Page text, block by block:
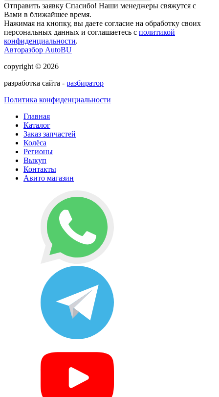
Отправить заявку Спасибо! Наши менеджеры свяжутся с
Вами в ближайшее время.
Нажимая на кнопку, вы даете согласие на обработку своих
персональных данных и соглашаетесь с политикой
конфиденциальности.
Авторазбор AutoBU
copyright © 2026
разработка сайта - разбиратор
Политика конфиденциальности
Главная
Каталог
Заказ запчастей
Колёса
Регионы
Выкуп
Контакты
Авито магазин